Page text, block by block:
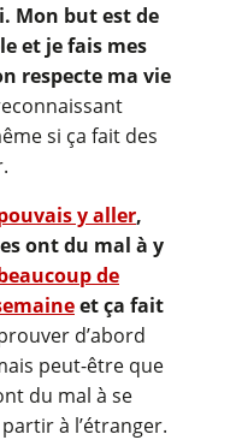
Mon but est de
et je fais mes
respecte ma vie
si ça fait des
y aller,
ont du mal à y
de
et ça fait
d’abord
peut-être que
du mal à se
à l’étranger.